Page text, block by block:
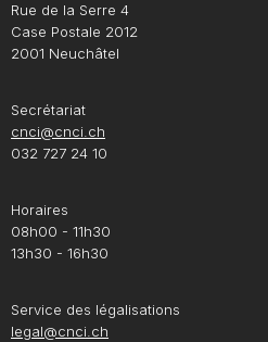
Rue de la Serre 4
Case Postale 2012
2001 Neuchâtel
Secrétariat
cnci@cnci.ch
032 727 24 10
Horaires
08h00 - 11h30
13h30 - 16h30
Service des légalisations
legal@cnci.ch